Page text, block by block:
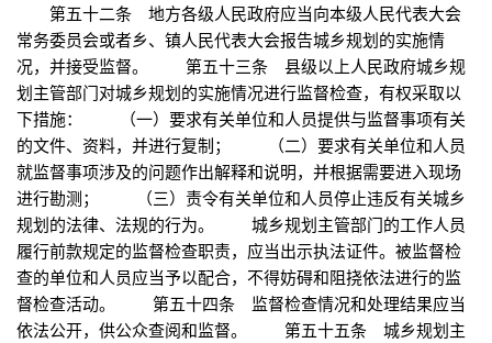
第五十二条 地方各级人民政府应当向本级人民代表大会
常务委员会或者乡、镇人民代表大会报告城乡规划的实施情
况，并接受监督。 第五十三条 县级以上人民政府城乡规
划主管部门对城乡规划的实施情况进行监督检查，有权采取以
下措施： （一）要求有关单位和人员提供与监督事项有关
的文件、资料，并进行复制； （二）要求有关单位和人员
就监督事项涉及的问题作出解释和说明，并根据需要进入现场
进行勘测； （三）责令有关单位和人员停止违反有关城乡
规划的法律、法规的行为。 城乡规划主管部门的工作人员
履行前款规定的监督检查职责，应当出示执法证件。被监督检
查的单位和人员应当予以配合，不得妨碍和阻挠依法进行的监
督检查活动。 第五十四条 监督检查情况和处理结果应当
依法公开，供公众查阅和监督。 第五十五条 城乡规划主